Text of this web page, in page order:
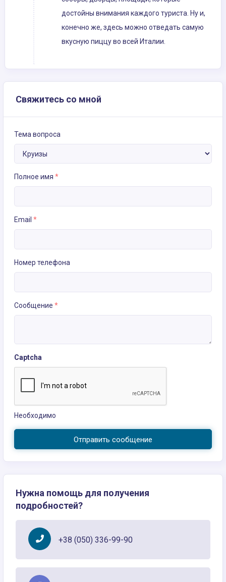
достойны внимания каждого туриста. Ну и,
конечно же, здесь можно отведать самую
вкусную пиццу во всей Италии.
Свяжитесь со мной
Тема вопроса
Полное имя *
Email *
Номер телефона
Сообщение *
Captcha
Необходимо
Отправить сообщение
Нужна помощь для получения
подробностей?
+38 (050) 336-99-90